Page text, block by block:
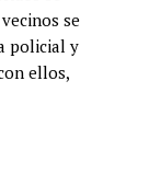
se
policial y
ellos,